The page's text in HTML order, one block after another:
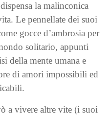
la malinconica
Le pennellate dei suoi
gocce d’ambrosia per
solitario, appunti
della mente umana e
di amori impossibili ed
a vivere altre vite (i suoi